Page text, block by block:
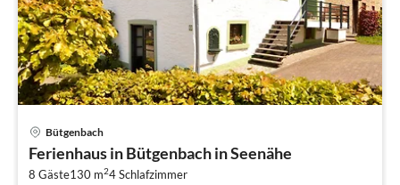
Bütgenbach
Ferienhaus in Bütgenbach in Seenähe
8 Gäste130 m24Schlafzimmer